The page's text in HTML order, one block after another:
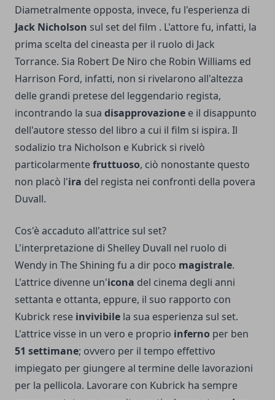
Diametralmente opposta, invece, fu l'esperienza di
Jack Nicholson sul set del film . L'attore fu, infatti, la
prima scelta del cineasta per il ruolo di Jack
Torrance. Sia Robert De Niro che Robin Williams ed
Harrison Ford, infatti, non si rivelarono all'altezza
delle grandi pretese del leggendario regista,
incontrando la sua disapprovazione e il disappunto
dell'autore stesso del libro a cui il film si ispira. Il
sodalizio tra Nicholson e Kubrick si rivelò
particolarmentefruttuoso, ciò nonostante questo
non placò l'ira del regista nei confronti della povera
Duvall.
Cos'è accaduto all'attrice sul set?
L'interpretazione di Shelley Duvall nel ruolo di
Wendy in The Shining fu a dir poco magistrale.
L'attrice divenne un'icona del cinema degli anni
settanta e ottanta, eppure, il suo rapporto con
Kubrick rese invivibile la sua esperienza sul set.
L'attrice visse in un vero e proprio inferno per ben
51 settimane; ovvero per il tempo effettivo
impiegato per giungere al termine delle lavorazioni
per la pellicola. Lavorare con Kubrick ha sempre